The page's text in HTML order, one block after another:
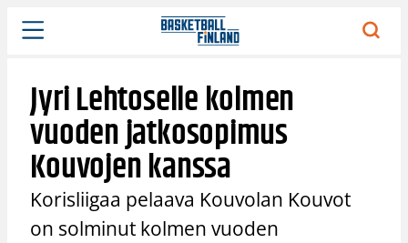
Siirry
sisältöön
Jyri Lehtoselle kolmen
vuoden jatkosopimus
Kouvojen kanssa
Korisliigaa pelaava Kouvolan Kouvot
on solminut kolmen vuoden